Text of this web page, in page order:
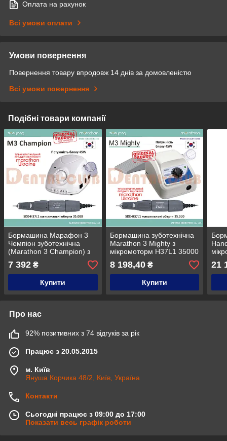
Оплата на рахунок
Всі умови оплати
Умови повернення
Повернення товару впродовж 14 днів за домовленістю
Всі умови повернення
Подібні товари компанії
Бормашина Марафон 3
Чемпіон зуботехнічна
(Marathon 3 Champion) з
мікромотором H37L1
35000 об/хв
7 392 ₴
Купити
Бормашина зуботехнічна
Marathon 3 Mighty з
мікромоторм H37L1 35000
об/хв та педаллю
увімкнення
8 198,40₴
Купити
21
Про нас
92% позитивних з 74 відгуків за рік
Працює з 20.05.2015
м. Київ
Януша Корчика 48/2, Київ, Україна
Контакти
Сьогодні працює з 09:00 до 17:00
Показати весь графік роботи